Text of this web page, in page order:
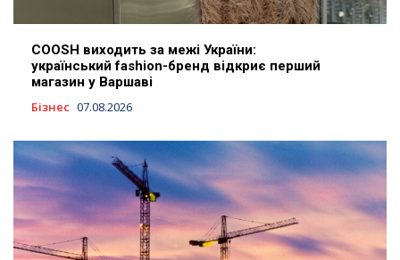
COOSH виходить за межі України:
український fashion-бренд відкриє перший
магазин у Варшаві
Бізнес 07.08.2026